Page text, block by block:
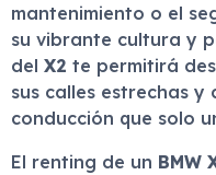
mantenimiento o el
su vibrante cultura y
del X2 te permitirá
sus calles estrechas
conducción que solo
El renting de un BMW